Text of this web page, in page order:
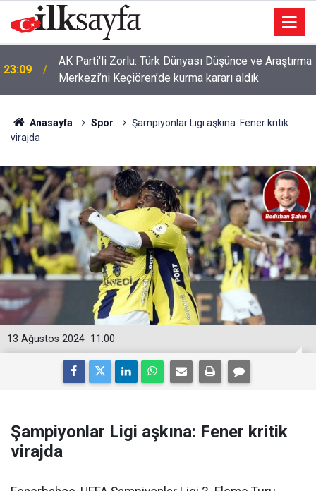
23:09
AK Parti'li Zorlu: Türk Dünyası Düşünce ve Araştırma
Merkezi’ni Keçiören’de kurma kararı aldık
Anasayfa Spor
Şampiyonlar Ligi aşkına: Fener kritik
virajda
11:00
13 Ağustos 2024
Şampiyonlar Ligi aşkına: Fener kritik
virajda